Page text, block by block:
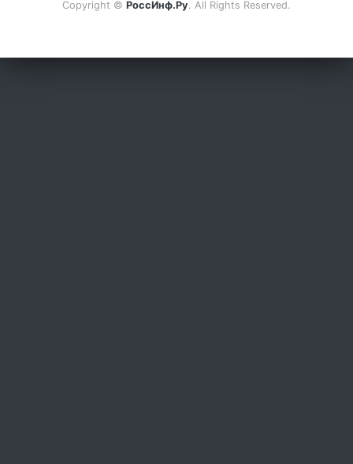
Copyright © РоссИнф.Ру. All Rights Reserved.